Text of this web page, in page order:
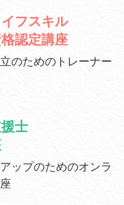
フスキル
格認定講座
のための トレーナー
士
ップのためのオンラ